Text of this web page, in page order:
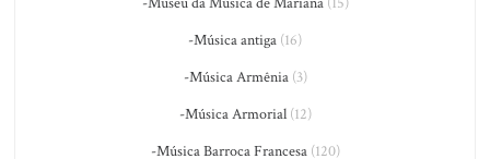
-Música antiga (16)
-Música Armênia(3)
-Música Armorial(12)
-Música Barroca Francesa(120)